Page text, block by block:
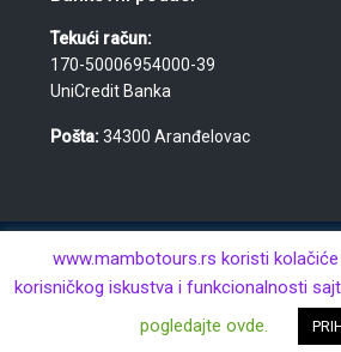
Tekući račun:
170-50006954000-39
UniCredit Banka
Pošta:34300 Aranđelovac
Tours" — Višnja Đurić PR · Aranđelovac ·
www.mambotours.rs koristi
korisničkog iskustva i funkcionalnosti
pogledajte ovde.